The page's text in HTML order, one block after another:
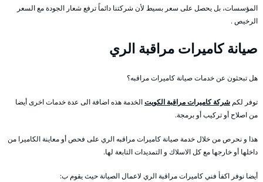
المؤسسات، بل يحصل على سعر بسيط لأن شركتنا دائماً ترفع شعار الجودة مع السعر
الرخيص .
صيانة كاميرات مراقبة الري
هل تبحثون عن خدمات صيانة كاميرات مراقبه؟
توفر لكم شركة كاميرات مراقبة الكويتالخدمة هذه اضافة الى عدة خدمات اخرى أيضا
من اصلاح أو تركيب أو برمجة.
هذا و نحرص من خلال خدمة صيانة كاميرات مراقبه الري على فحص أو معاينة الكاميرا من
داخلها أو خارجها مع كل الاسلاك و التمديدات التابعة لها.
أيضا نوفر اكفأ فني كاميرات مراقبة الري لاعمال الصيانة حيث يقوم ب: